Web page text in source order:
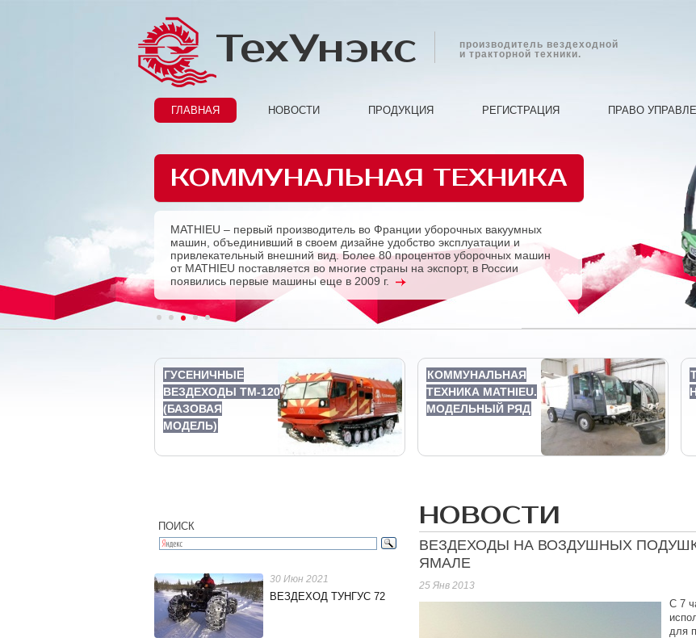
ТехУнэкс
производитель вездеходной
и тракторной техники.
ГЛАВНАЯ НОВОСТИ ПРОДУКЦИЯ РЕГИСТРАЦИЯ ПРАВО
КОММУНАЛЬНАЯ ТЕХНИКА
MATHIEU – первый производитель во Франции уборочных вакуумных
машин, объединивший в своем дизайне удобство эксплуатации и
привлекательный внешний вид. Более 80 процентов уборочных машин
от MATHIEU поставляется во многие страны на экспорт, в России
появились первые машины еще в 2009 г.
Previous
1 2 3 4 5
ГУСЕНИЧНЫЕ
ВЕЗДЕХОДЫ ТМ-120
(БАЗОВАЯ
МОДЕЛЬ)
КОММУНАЛЬНАЯ
ТЕХНИКА MATHIEU.
МОДЕЛЬНЫЙ РЯД
НОВОСТИ
ВЕЗДЕХОДЫ НА ВОЗДУШНЫХ
ЯМАЛЕ
25 Янв 2013
С 7
для
ПОИСК
30 Июн 2021
ВЕЗДЕХОД ТУНГУС 72